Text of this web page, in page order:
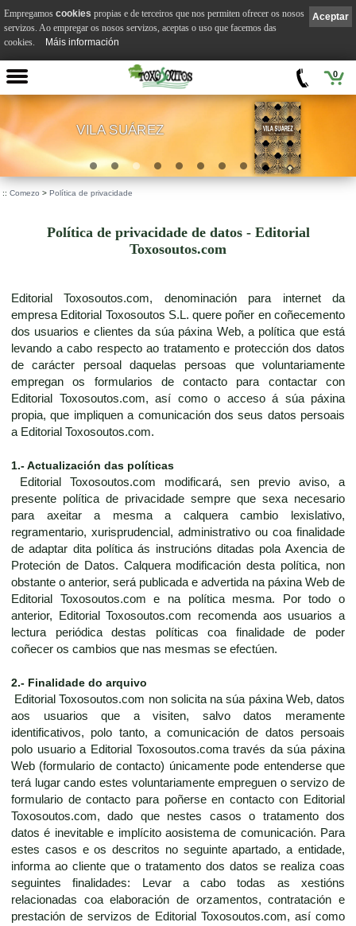
0
VILA SUÁREZ
:: Comezo > Política de privacidade
Política de privacidade de datos - Editorial
Toxosoutos.com
Editorial Toxosoutos.com, denominación para internet da
empresa Editorial Toxosoutos S.L. quere poñer en coñecemento
dos usuarios e clientes da súa páxina Web, a política que está
levando a cabo respecto ao tratamento e protección dos datos
de carácter persoal daquelas persoas que voluntariamente
empregan os formularios de contacto para contactar con
Editorial Toxosoutos.com, así como o acceso á súa páxina
propia, que impliquen a comunicación dos seus datos persoais
a Editorial Toxosoutos.com.
1.- Actualización das políticas
Editorial Toxosoutos.com modificará, sen previo aviso, a
presente política de privacidade sempre que sexa necesario
para axeitar a mesma a calquera cambio lexislativo,
regramentario, xurisprudencial, administrativo ou coa finalidade
de adaptar dita política ás instrucións ditadas pola Axencia de
Proteción de Datos. Calquera modificación desta política, non
obstante o anterior, será publicada e advertida na páxina Web de
Editorial Toxosoutos.com e na política mesma. Por todo o
anterior, Editorial Toxosoutos.com recomenda aos usuarios a
lectura periódica destas políticas coa finalidade de poder
coñecer os cambios que nas mesmas se efectúen.
2.- Finalidade do arquivo
Editorial Toxosoutos.com non solicita na súa páxina Web, datos
aos usuarios que a visiten, salvo datos meramente
identificativos, polo tanto, a comunicación de datos persoais
polo usuario a Editorial Toxosoutos.coma través da súa páxina
Web (formulario de contacto) únicamente pode entenderse que
terá lugar cando estes voluntariamente empreguen o servizo de
formulario de contacto para poñerse en contacto con Editorial
Toxosoutos.com, dado que nestes casos o tratamento dos
datos é inevitable e implícito aosistema de comunicación. Para
estes casos e os descritos no seguinte apartado, a entidade,
informa ao cliente que o tratamento dos datos se realiza coas
seguintes finalidades: Levar a cabo todas as xestións
relacionadas coa elaboración de orzamentos, contratación e
prestación de servizos de Editorial Toxosoutos.com, así como
Aceptar
Empregamos cookies propias e de terceiros que nos permiten ofrecer os nosos
servizos. Ao empregar os nosos servizos, aceptas o uso que facemos das
cookies.
Máis información